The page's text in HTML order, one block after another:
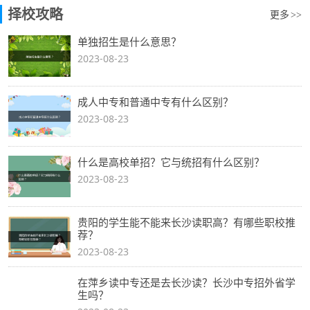
择校攻略 更多 >>
单独招生是什么意思？
2023-08-23
成人中专和普通中专有什么区别？
2023-08-23
什么是高校单招？它与统招有什么区别？
2023-08-23
贵阳的学生能不能来长沙读职高？有哪些职校推
荐？
2023-08-23
在萍乡读中专还是去长沙读？长沙中专招外省学
生吗？